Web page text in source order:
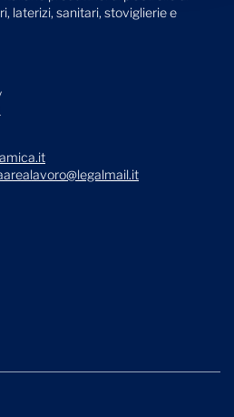
laterizi, sanitari, stoviglierie e